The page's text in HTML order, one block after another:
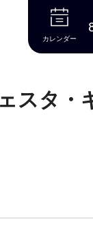
本文へ
カレンダー
スタ・